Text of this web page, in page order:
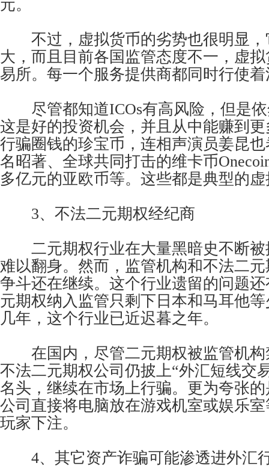
元。
不过，虚拟货币的劣势也很明显，
大，而且目前各国监管态度不一，虚
易所。每一个服务提供商都同时行使
尽管都知道ICOs有高风险，但是依
这是好的投资机会，并且从中能赚到
行骗圈钱的珍宝币，连相声演员姜昆
名昭著、全球共同打击的维卡币
多亿元的亚欧币等。这些都是典型的
3、不法二元期权经纪商
二元期权行业在大量黑暗史不断被
难以翻身。然而，监管机构和不法二
争斗还在继续。这个行业遗留的问题
元期权纳入监管只剩下日本和马耳他
几年，这个行业已近迟暮之年。
在国内，尽管二元期权被监管机构
不法二元期权公司仍披上“外汇短线交
名头，继续在市场上行骗。更为夸张
公司直接将电脑放在游戏机室或娱乐
玩家下注。
4、其它资产诈骗可能渗透进外汇